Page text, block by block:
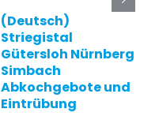
(Deutsch)
Striegistal
Gütersloh Nürnberg
Simbach
Abkochgebote und
Eintrübung